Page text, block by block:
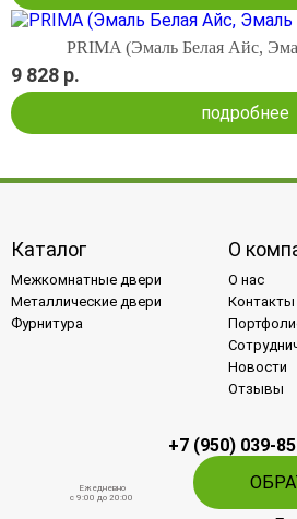
PRIMA (Эмаль Белая Айс,
9 828 р.
подробнее
Каталог
Межкомнатные двери
Металлические двери
Фурнитура
О
О нас
Контакты
Новости
Отзывы
+7 (950) 039-
Ежедневно
c 9:00 до 20:00